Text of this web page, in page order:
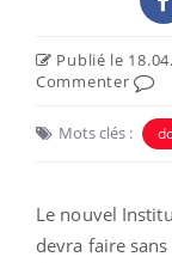
Publié le
Commenter
Mots clés :
Le nouvel
devra faire